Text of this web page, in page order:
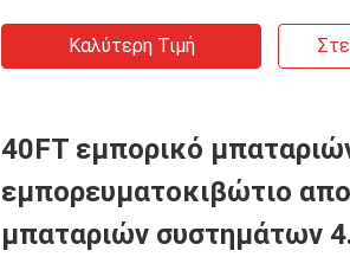
Καλύτερη Τιμή
40FT εμπορικό
εμπορευματοκιβώτιο
μπαταριών συστημάτων